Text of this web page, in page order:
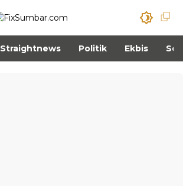
Straightnews Politik Ekbis